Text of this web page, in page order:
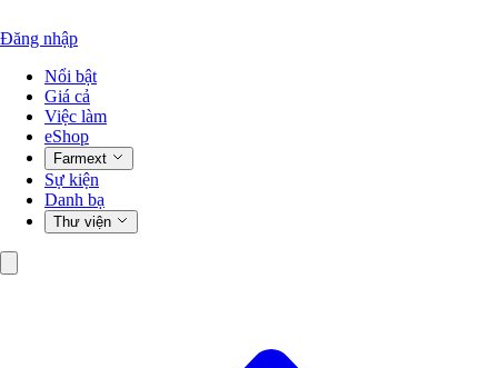
Đăng nhập
Nổi bật
Giá cả
Việc làm
eShop
Farmext
Sự kiện
Danh bạ
Thư viện